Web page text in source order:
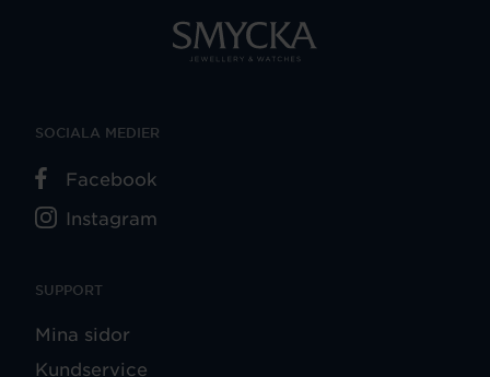
SUPPORT
Mina sidor
Kundservice
SOCIALA MEDIER
Facebook
Instagram